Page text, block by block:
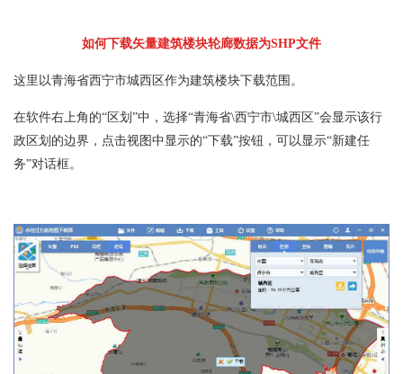
如何下载矢量建筑楼块轮廊数据为SHP文件
这里以青海省西宁市城西区作为建筑楼块下载范围。
在软件右上角的“区划”中，选择“青海省\西宁市\城西区”会显示该行
政区划的边界，点击视图中显示的“下载”按钮，可以显示“新建任
务”对话框。